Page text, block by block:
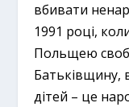
вбивати
1991 році,
Польщею
Батьківщину,
дітей – це